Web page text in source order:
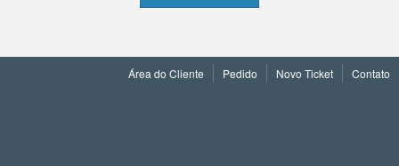
Área do Cliente Pedido Novo Ticket Contato